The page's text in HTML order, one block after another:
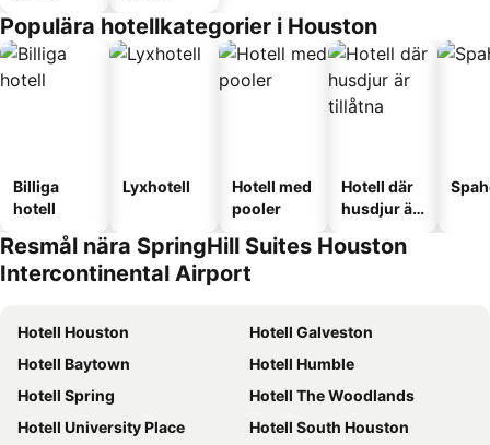
Populära hotellkategorier i Houston
Billiga
hotell
Lyxhotell
Hotell med
pooler
Hotell där
husdjur är
Resmål nära SpringHill Suites Houston
Intercontinental Airport
Hotell Houston
Hotell Galveston
Hotell Baytown
Hotell Humble
Hotell Spring
Hotell The Woodlands
Hotell University Place
Hotell South Houston